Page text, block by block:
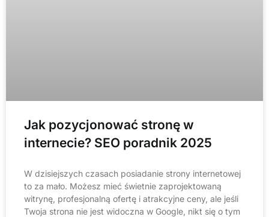
Jak pozycjonować stronę w
internecie? SEO poradnik 2025
W dzisiejszych czasach posiadanie strony internetowej
to za mało. Możesz mieć świetnie zaprojektowaną
witrynę, profesjonalną ofertę i atrakcyjne ceny, ale jeśli
Twoja strona nie jest widoczna w Google, nikt się o tym